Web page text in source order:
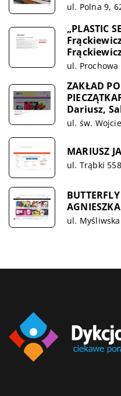
ul. Polna 9,
„PLASTIC
ul. Prochowa
ZAKŁAD
Dariusz,
ul. św.
MARIUSZ
ul. Trąbki
ul.